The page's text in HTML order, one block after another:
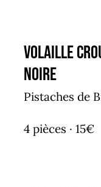
Volaille
Noire
Pistaches de
4 pièces · 15€